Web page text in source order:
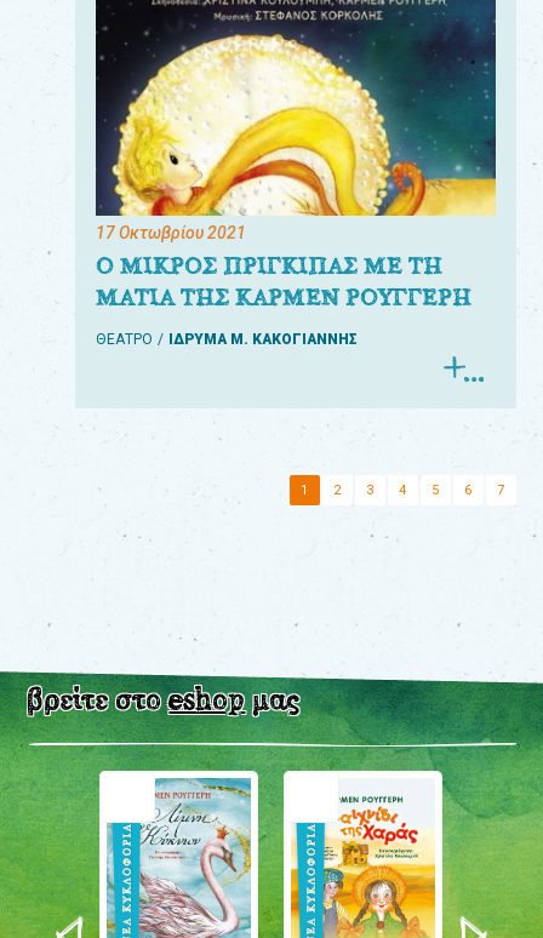
17 Οκτωβρίου 2021
Ο ΜΙΚΡΟΣ ΠΡΙΓΚΙΠΑΣ ΜΕ ΤΗ
ΜΑΤΙΑ ΤΗΣ ΚΑΡΜΕΝ ΡΟΥΓΓΕΡΗ
ΘΕΑΤΡΟ ΙΔΡΥΜΑ Μ. ΚΑΚΟΓΙΑΝΝΗΣ
1 2 3 4 5 6 7
βρείτε στοeshopμας